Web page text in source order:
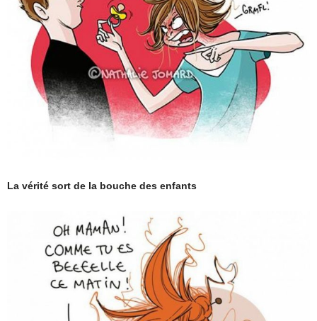
La vérité sort de la bouche des enfants